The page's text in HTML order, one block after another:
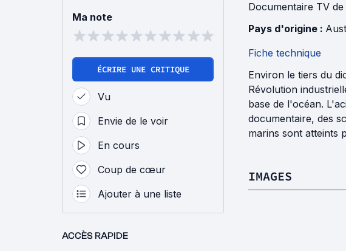
Ma note
ÉCRIRE UNE CRITIQUE
Vu
Envie de le voir
En cours
Coup de cœur
Ajouter à une liste
ACCÈS RAPIDE
Documentaire TV de
Pays d'origine :
Fiche technique
Environ le tiers du
Révolution
base de l'océan.
documentaire, des
marins sont atteints
IMAGES